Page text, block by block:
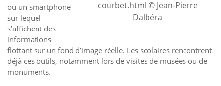
courbet.html © Jean-Pierre
Dalbéra
ou un smartphone
sur lequel
s’affichent des
informations
flottant sur un fond d’image réelle. Les scolaires rencontrent
déjà ces outils, notamment lors de visites de musées ou de
monuments.